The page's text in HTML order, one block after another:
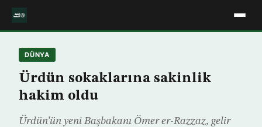
DÜNYA
Ürdün sokaklarına sakinlik
hakim oldu
Ürdün’ün yeni Başbakanı Ömer er-Razzaz, gelir